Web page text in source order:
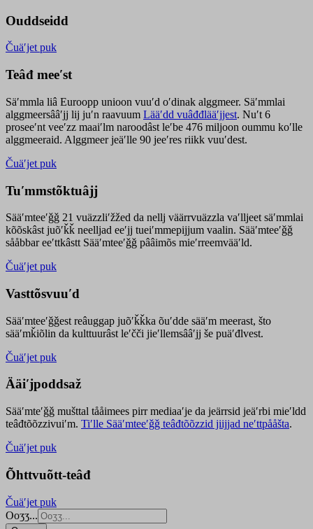
Ouddseidd
Čuäʹjet puk
Teâđ meeʹst
Säʹmmla liâ Euroopp unioon vuuʹd oʹdinak alggmeer. Säʹmmlai
alggmeersââʹjj lij juʹn raavuum Lääʹdd vuâđđlääʹjjest. Nuʹt 6
proseeʹnt veeʹzz maaiʹlm naroodâst leʹbe 476 miljoon oummu koʹlle
alggmeeraid. Alggmeer jeäʹlle 90 jeeʹres riikk vuuʹdest.
Čuäʹjet puk
Tuʹmmstõktuâjj
Sääʹmteeʹǧǧ 21 vuäzzliʹžžed da nellj väärrvuäzzla vaʹlljeet säʹmmlai
kõõskâst juõʹǩǩ neelljad eeʹjj tueiʹmmepijjum vaalin. Sääʹmteeʹǧǧ
sååbbar eeʹttkâstt Sääʹmteeʹǧǧ pââimõs mieʹrreemvääʹld.
Čuäʹjet puk
Vasttõsvuuʹd
Sääʹmteeʹǧǧest reâuggap juõʹǩǩka õuʹdde sääʹm meerast, što
sääʹmǩiõlin da kulttuurâst leʹčči jieʹllemsââʹjj še puäʹđlvest.
Čuäʹjet puk
Ääiʹjpoddsaž
Sääʹmteʹǧǧ mušttal tååimees pirr mediaaʹje da jeärrsid jeäʹrbi mieʹldd
teâđtõõzzivuiʹm. Tiʹlle Sääʹmteeʹǧǧ teâđtõõzzid jiijjad neʹttpååšta.
Čuäʹjet puk
Õhttvuõtt-teâđ
Čuäʹjet puk
Ooʒʒ...